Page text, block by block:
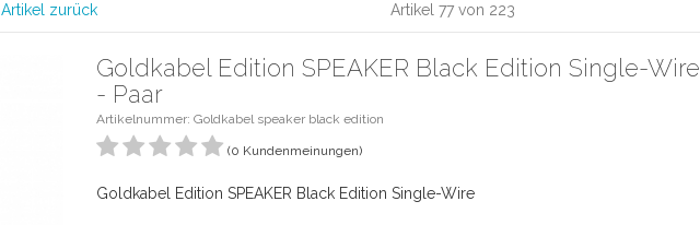
Artikel zurück Artikel 77 von 223
Goldkabel Edition SPEAKER Black Edition Single-Wire
- Paar
Artikelnummer: Goldkabel speaker black edition
(0 Kundenmeinungen)
Goldkabel Edition SPEAKER Black Edition Single-Wire